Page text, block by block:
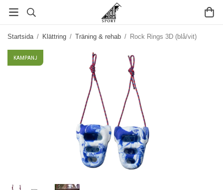
Startsida / Klättring / Träning & rehab / Rock Rings 3D (blå/vit)
KAMPANJ